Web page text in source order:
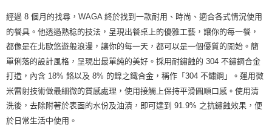
請求用戶進行身份認證。
５．嚴禁一人註冊多個帳號或使用他人資訊註冊。若發現惡意使用之情形，
恩沛科技股份有限公司將有權停止該用戶之使用額度並採取法律行動。
經過 8 個月的找尋，WAGA 終於找到一款耐用、時尚、適合各式情況使用
的餐具。他透過熟稔的技法，呈現出餐桌上的優雅工藝，讓你的每一餐，
都像是在北歐悠遊般浪漫，讓你的每一天，都可以是一個優質的開始。簡
單俐落的設計風格，呈現出最單純的美好。採用耐鏽蝕的 304 不鏽鋼合金
打造，內含 18% 鉻以及 8% 的鎳之鐵合金，稱作「304 不鏽鋼」。運用微
米雷射技術做最細微的質感處理，使用接觸上保持平滑圓順口感。使用清
洗後，去除附著於表面的水份及油漬，即可達到 91.9% 之抗鏽蝕效果，便
於日常生活中使用。